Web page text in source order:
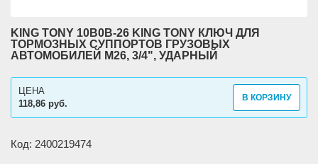
KING TONY 10B0B-26 KING TONY КЛЮЧ ДЛЯ
ТОРМОЗНЫХ СУППОРТОВ ГРУЗОВЫХ
АВТОМОБИЛЕЙ M26, 3/4", УДАРНЫЙ
118,86 руб.
ЦЕНА
В КОРЗИНУ
Код: 2400219474